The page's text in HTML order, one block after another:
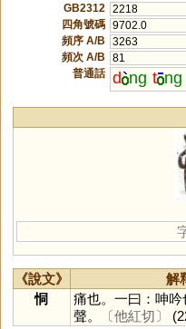
GB2312
2218
四角號碼 9702.0
頻序 A/B
3263
頻次 A/B
81
普通話 d ng t ng
《說文》 解
恫
痛也。一曰：呻吟
聲。
〔他紅切〕